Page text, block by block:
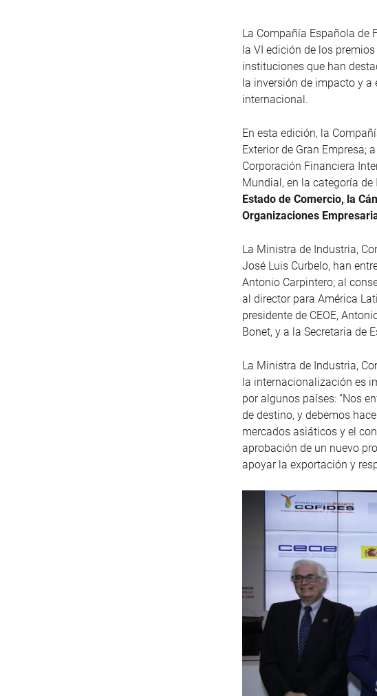
La Compañía Española de
la VI edición de los
instituciones que han
la inversión de impacto y a
internacional.
En esta edición, la
Exterior de Gran Empresa;
Corporación Financiera
Mundial, en la categoría
Estado de Comercio, la
Organizaciones
La Ministra de Industria,
José Luis Curbelo, han
Antonio Carpintero; al
al director para América
presidente de CEOE,
Bonet, y a la Secretaria de
La Ministra de Industria,
la internacionalización es
por algunos países: “Nos
de destino, y debemos
mercados asiáticos y el
aprobación de un nuevo
apoyar la exportación y